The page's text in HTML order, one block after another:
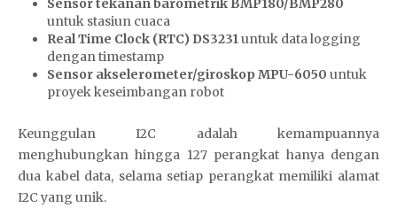
Sensor tekanan barometrik BMP180/BMP280
untuk stasiun cuaca
Real Time Clock (RTC) DS3231untuk data logging
dengan timestamp
Sensor akselerometer/giroskop MPU-6050 untuk
proyek keseimbangan robot
Keunggulan I2C adalah kemampuannya
menghubungkan hingga 127 perangkat hanya dengan
dua kabel data, selama setiap perangkat memiliki alamat
I2C yang unik.